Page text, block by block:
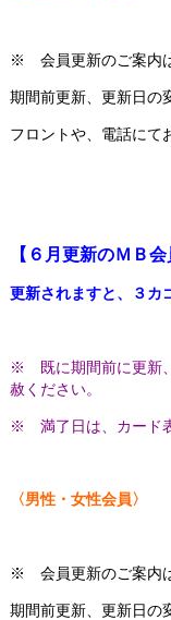
※ 会員更新のご案内は
期間前更新、更新日の
フロントや、電話にて
【６月更新のＭＢ会
更新されますと、３カ
※ 既に期間前に更新
赦ください。
※ 満了日は、カード
〈男性・女性会員〉
※ 会員更新のご案内は
期間前更新、更新日の